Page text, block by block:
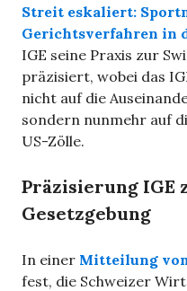
Streit eskaliert:
Gerichts­verfahren in
IGE seine Praxis zur
präzisiert, wobei das
nicht auf die
sondern nunmehr auf
US-Zölle.
Präzisierung IGE
Gesetzgebung
In einer Mitteilung
fest, die Schweizer